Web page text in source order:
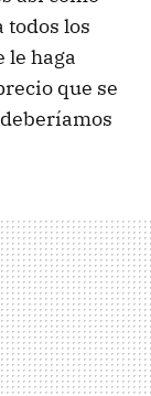
todos los
le haga
que se